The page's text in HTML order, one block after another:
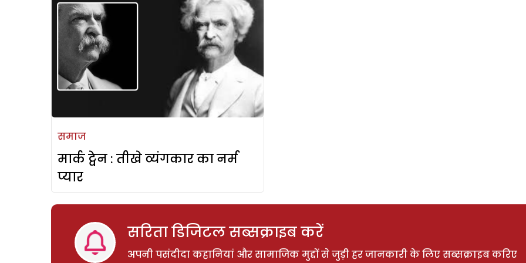
समाज
मार्क ट्वेन : तीखे व्यंगकार का नर्म
प्यार
सरिता डिजिटल सब्सक्राइब करें
अपनी पसंदीदा कहानियां और सामाजिक मुद्दों से जुड़ी हर जानकारी के लिए सब्सक्राइब करिए